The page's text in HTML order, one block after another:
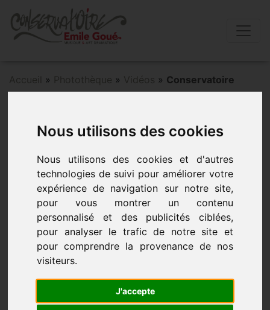
Nous utilisons des cookies
Nous utilisons des cookies et d'autres
technologies de suivi pour améliorer votre
expérience de navigation sur notre site,
pour vous montrer un contenu
personnalisé et des publicités ciblées,
pour analyser le trafic de notre site et
pour comprendre la provenance de nos
visiteurs.
J'accepte
Accueil » Photothèque » Vidéos » Conservatoire
Vidéos